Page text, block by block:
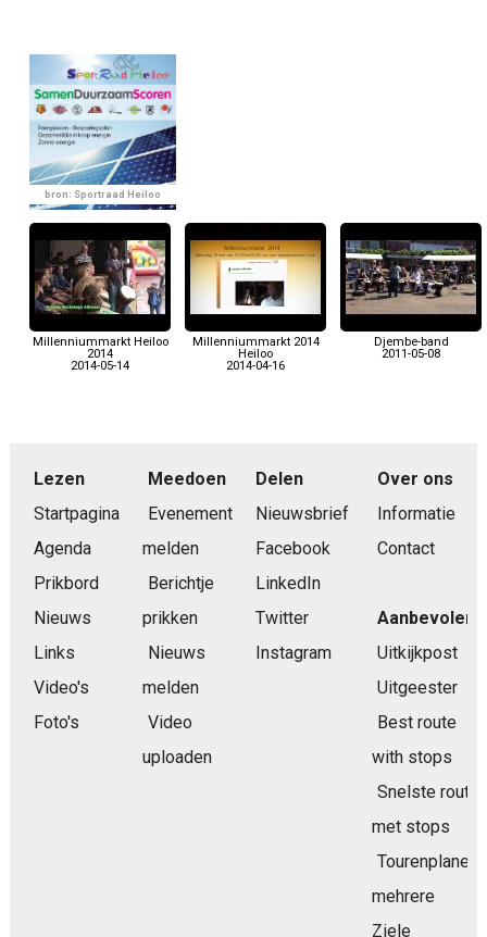
bron: Sportraad Heiloo
Millenniummarkt Heiloo
2014
2014-05-14
Millenniummarkt 2014
Heiloo
2014-04-16
Djembe-band
2011-05-08
Lezen
Startpagina
Agenda
Prikbord
Nieuws
Links
Video's
Foto's
Meedoen
Evenement
melden
Berichtje
prikken
Nieuws
melden
Video
uploaden
Delen
Nieuwsbrief
Facebook
LinkedIn
Twitter
Instagram
Over ons
Informatie
Contact
Aanbevolen
Uitkijkpost
Uitgeester
Best route
with stops
Snelste route
met stops
Tourenplaner
mehrere
Ziele